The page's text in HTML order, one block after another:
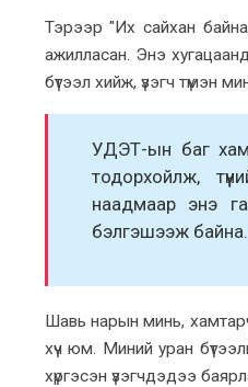
Тэрээр "Их сайхан
ажилласан. Энэ
бүтээл хийж, үзэгч түмэн
УДЭТ-ын баг
тодорхойлж,
наадмаар энэ
бэлгэшээж
Шавь нарын минь,
хүч юм. Миний уран
хүргэсэн үзэгчдэдээ